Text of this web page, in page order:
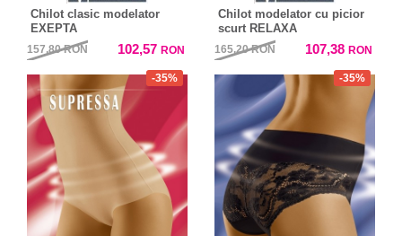
Chilot clasic modelator
EXEPTA
157,80RON 102,57 RON
Chilot modelator cu picior
scurt RELAXA
165,20RON 107,38 RON
-35% -35%